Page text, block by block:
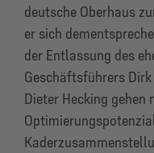
deutsche Oberhaus
er sich
der Entlassung des
Geschäftsführers
Dieter Hecking gehen